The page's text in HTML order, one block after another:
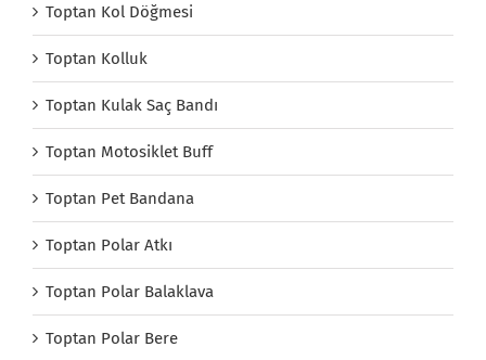
Toptan Kol Döğmesi
Toptan Kolluk
Toptan Kulak Saç Bandı
Toptan Motosiklet Buff
Toptan Pet Bandana
Toptan Polar Atkı
Toptan Polar Balaklava
Toptan Polar Bere